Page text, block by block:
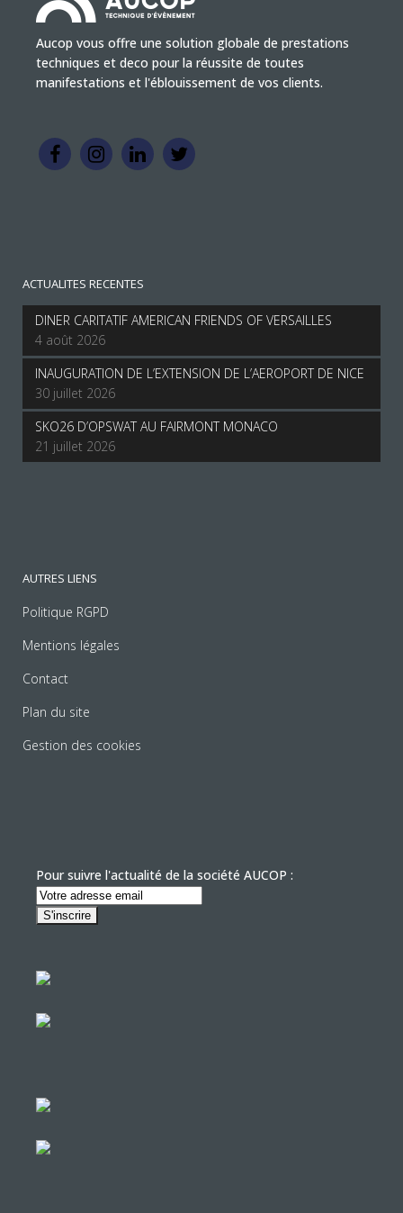
Aucop vous offre une solution globale de prestations
techniques et deco pour la réussite de toutes
manifestations et l'éblouissement de vos clients.
ACTUALITES RECENTES
DINER CARITATIF AMERICAN FRIENDS OF VERSAILLES
4 août 2026
INAUGURATION DE L’EXTENSION DE L’AEROPORT DE NICE
30 juillet 2026
SKO26 D’OPSWAT AU FAIRMONT MONACO
21 juillet 2026
AUTRES LIENS
Politique RGPD
Mentions légales
Contact
Plan du site
Gestion des cookies
Pour suivre l'actualité de la société AUCOP :